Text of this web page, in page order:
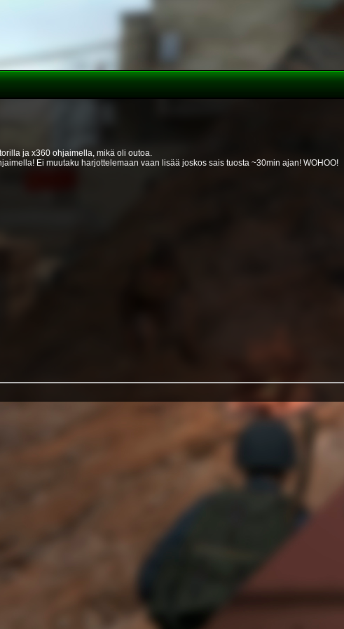
ja x360 ohjaimella, mikä oli outoa.
Ei muutaku harjottelemaan vaan lisää joskos sais tuosta ~30min ajan! WOHOO!